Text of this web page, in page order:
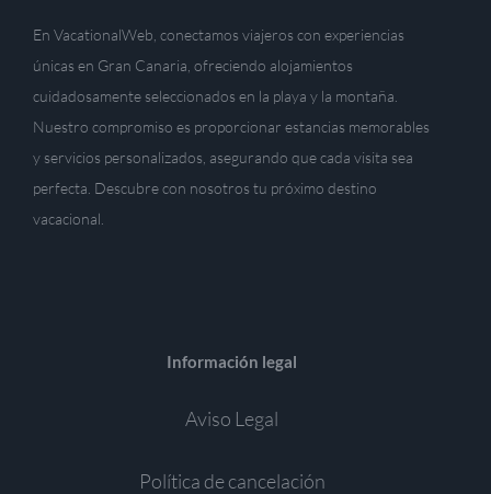
En VacationalWeb, conectamos viajeros con experiencias
únicas en Gran Canaria, ofreciendo alojamientos
cuidadosamente seleccionados en la playa y la montaña.
Nuestro compromiso es proporcionar estancias memorables
y servicios personalizados, asegurando que cada visita sea
perfecta. Descubre con nosotros tu próximo destino
vacacional.
Información legal
Aviso Legal
Política de cancelación